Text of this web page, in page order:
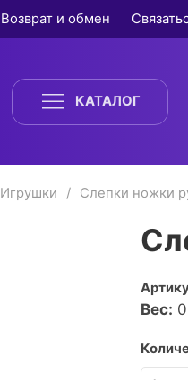
Возврат и обмен
КАТАЛОГ
Игрушки Слепки ножки
Вес: